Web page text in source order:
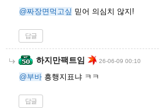
@짜장면먹고싶 믿어 의심치 않지!
답글
하지만팩트임 26-06-09 00:10
@부바 흥행지표냐 ㅋㅋ
답글